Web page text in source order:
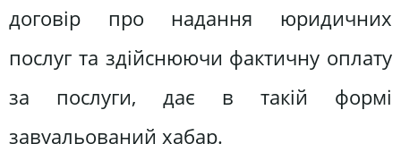
договір про надання юридичних
послуг та здійснюючи фактичну оплату
за послуги, дає в такій формі
завуальований хабар.